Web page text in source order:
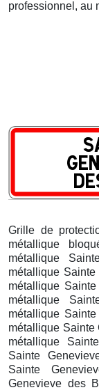
professionnel, au
Grille de
métallique
métallique
métallique
métallique
métallique
métallique
métallique Sainte
métallique
Sainte
Sainte
Genevieve des